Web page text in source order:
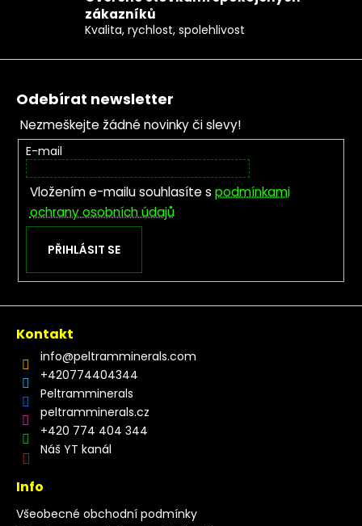
zákazníků
Kvalita, rychlost, spolehlivost
Zápatí
Odebírat newsletter
Nezmeškejte žádné novinky či slevy!
E-mail
Vložením e-mailu souhlasíte s podmínkami
ochrany osobních údajů
PŘIHLÁSIT SE
Kontakt
info@peltramminerals.com
+420774404344
Peltramminerals
peltramminerals.cz
+420 774 404 344
Náš YT kanál
Info
Všeobecné obchodní podmínky